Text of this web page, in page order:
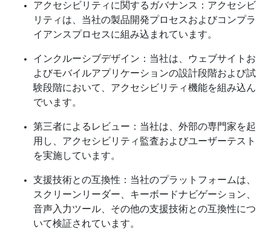
アクセシビリティに関するガバナンス：アクセシビ
リティは、当社の製品開発プロセスおよびコンプラ
イアンスプロセスに組み込まれています。
インクルーシブデザイン：当社は、ウェブサイトお
よびモバイルアプリケーションの設計段階および試
験段階において、アクセシビリティ機能を組み込ん
でいます。
第三者によるレビュー：当社は、外部の専門家を起
用し、アクセシビリティ監査およびユーザーテスト
を実施しています。
支援技術との互換性：当社のプラットフォームは、
スクリーンリーダー、キーボードナビゲーション、
音声入力ツール、その他の支援技術との互換性につ
いて検証されています。